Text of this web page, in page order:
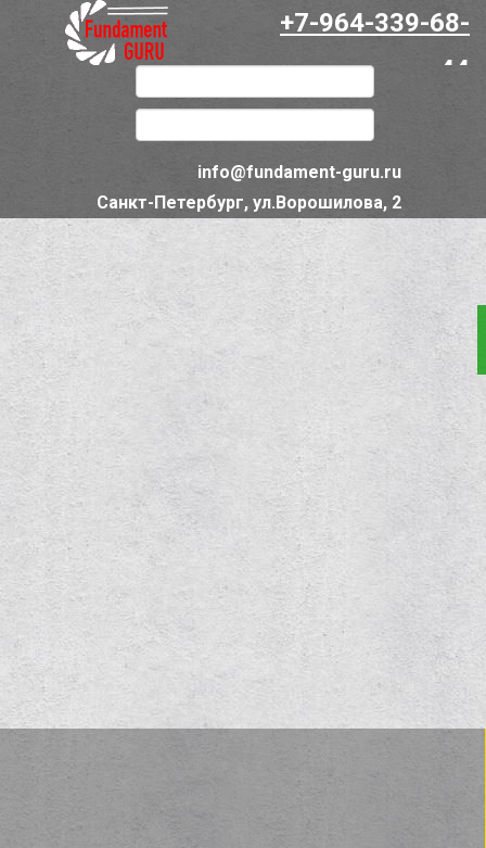
+7-964-339-68-
44
info@fundament-guru.ru
Санкт-Петербург, ул.Ворошилова, 2